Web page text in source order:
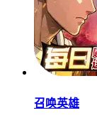
召唤英雄